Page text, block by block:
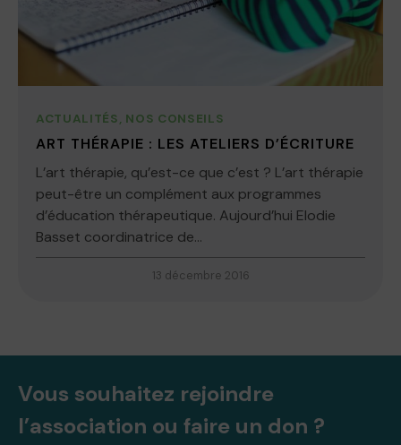
ACTUALITÉS, NOS CONSEILS
ART THÉRAPIE : LES ATELIERS D’ÉCRITURE
L’art thérapie, qu’est-ce que c’est ? L’art thérapie
peut-être un complément aux programmes
d’éducation thérapeutique. Aujourd’hui Elodie
Basset coordinatrice de...
13 décembre 2016
Vous souhaitez rejoindre
l’association ou faire un don ?